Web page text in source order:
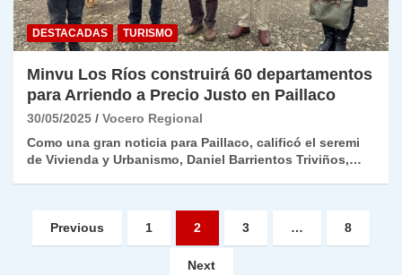
DESTACADAS TURISMO
Minvu Los Ríos construirá 60 departamentos
para Arriendo a Precio Justo en Paillaco
30/05/2025
Vocero Regional
Como una gran noticia para Paillaco, calificó el seremi
de Vivienda y Urbanismo, Daniel Barrientos Triviños,…
Paginación
de
Previous 1 2 3 … 8
Next